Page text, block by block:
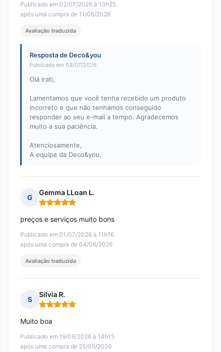
Publicado em 02/07/2026 à 13h25
após uma compra de 11/06/2026
Avaliação traduzida
Resposta de Deco&you
Publicada em 03/07/2026
Olá Irati,
Lamentamos que você tenha recebido um produto
incorreto e que não tenhamos conseguido
responder ao seu e-mail a tempo. Agradecemos
muito a sua paciência.
Atenciosamente,
A equipe da Deco&you.
G
Gemma LLoan L.
Nota: 5 em 5
Publicado em 01/07/2026 à 11h16
após uma compra de 04/06/2026
preços e serviços muito bons
Avaliação traduzida
S
Silvia R.
Nota: 5 em 5
Publicado em 19/06/2026 à 14h15
após uma compra de 25/05/2026
Muito boa